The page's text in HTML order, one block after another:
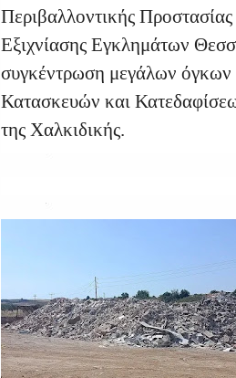
Περιβαλλοντικής
Εξιχνίασης Εγκλημάτων
συγκέντρωση μεγάλων
Κατασκευών και
της Χαλκιδικής.